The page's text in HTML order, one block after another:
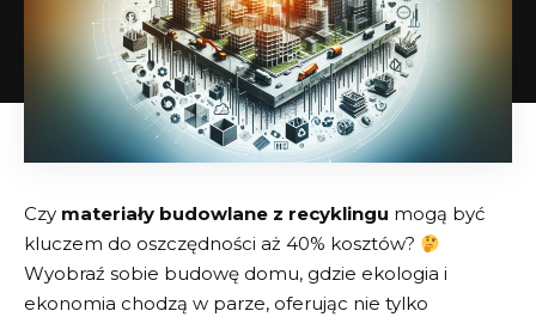
Czy materiały budowlane ⁤z recyklingu mogą być
kluczem ‍do oszczędności aż 40% kosztów?
Wyobraź sobie​ budowę domu, gdzie⁣ ekologia i
‍ekonomia chodzą w parze, ​oferując nie tylko